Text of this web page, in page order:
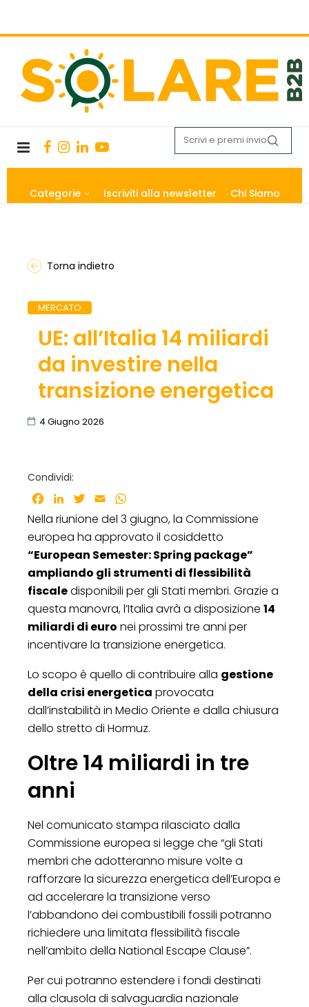
Categorie Iscriviti alla newsletter Chi Siamo
Torna indietro
MERCATO
UE: all’Italia 14 miliardi
da investire nella
transizione energetica
4 Giugno 2026
Condividi:
Facebook
LinkedInTwitter
Email
Nella riunione del 3 giugno, la Commissione
europea ha approvato il cosiddetto
“European Semester: Spring package”
ampliando gli strumenti di flessibilità
fiscaledisponibili per gli Stati membri. Grazie a
questa manovra, l’Italia avrà a disposizione 14
miliardi di euro nei prossimi tre anni per
incentivare la transizione energetica.
Lo scopo è quello di contribuire alla gestione
della crisi energetica provocata
dall’instabilità in Medio Oriente e dalla chiusura
dello stretto di Hormuz.
Oltre 14 miliardi in tre
anni
Nel comunicato stampa rilasciato dalla
Commissione europea si legge che “gli Stati
membri che adotteranno misure volte a
rafforzare la sicurezza energetica dell’Europa e
ad accelerare la transizione verso
l’abbandono dei combustibili fossili potranno
richiedere una limitata flessibilità fiscale
nell’ambito della National Escape Clause”.
Per cui potranno estendere i fondi destinati
alla clausola di salvaguardia nazionale